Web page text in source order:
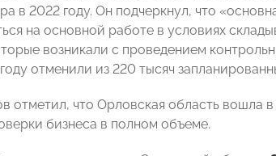
в 2022 году. Он подчеркнул, что
на основной работе в условиях
возникали с проведением
отменили из 220 тысяч
отметил, что Орловская область вошла
бизнеса в полном объеме.